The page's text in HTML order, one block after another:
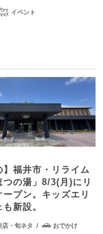
イベント
】福井市・リライム
つの湯」8/3(月)にリ
ープン。キッズエリ
新設。
店・旬ネタ おでかけ